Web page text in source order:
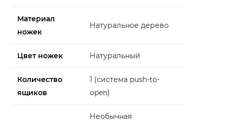
Материал
ножек
Натуральное дерево
Цвет ножек Натуральный
Количество
ящиков
1 (система push-to-
open)
Необычная